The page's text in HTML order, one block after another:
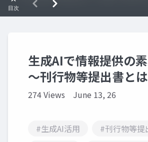
生成AIで情報提供の
～刊行物等提出書と
274 Views June 13, 26
#生成AI活用
#刊行物等提